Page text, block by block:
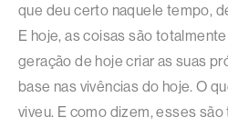
que deu certo naquele tempo,
E hoje, as coisas são
geração de hoje criar as suas
base nas vivências do hoje. O
viveu. E como dizem, esses